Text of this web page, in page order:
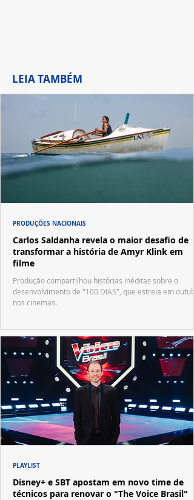
LEIA TAMBÉM
Carlos Saldanha revela o maior desafio de
transformar a história de Amyr Klink em
filme
Produção compartilhou histórias inéditas sobre o
desenvolvimento de "100 DIAS", que estreia em
nos cinemas.
PRODUÇÕES NACIONAIS
Disney+ e SBT apostam em novo time de
técnicos para renovar o "The Voice Brasil"
PLAYLIST